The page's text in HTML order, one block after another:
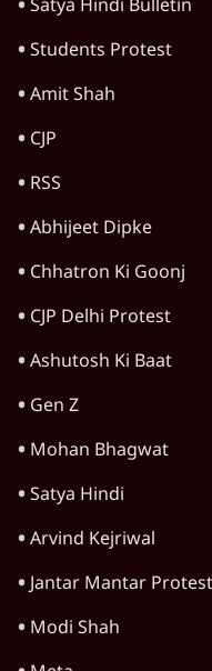
Viral Video
Satya Hindi Bulletin
Students Protest
Amit Shah
CJP
RSS
Abhijeet Dipke
Chhatron Ki Goonj
CJP Delhi Protest
Ashutosh Ki Baat
Gen Z
Mohan Bhagwat
Satya Hindi
Arvind Kejriwal
Jantar Mantar Protests